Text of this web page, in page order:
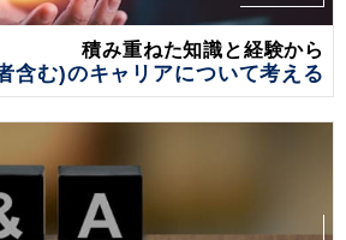
積み重ねた知識と経験から
含む)のキャリアについて考える